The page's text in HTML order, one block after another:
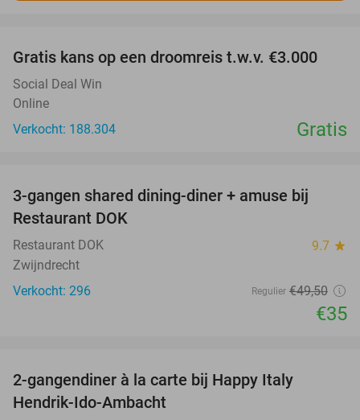
Gratis kans op een droomreis t.w.v. €3.000
Social Deal Win
Online
Verkocht: 188.304
Gratis
3-gangen shared dining-diner + amuse bij
Restaurant DOK
Restaurant DOK 9.7 star
Zwijndrecht
Verkocht: 296
Regulier €49,50
€35
2-gangendiner à la carte bij Happy Italy
Hendrik-Ido-Ambacht